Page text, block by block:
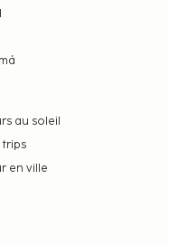
Salle de
24 - 38 m.
Chambre (Vue mer
par satellite ainsi
Salle de
au soleil
trips
en ville